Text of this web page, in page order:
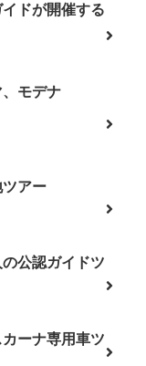
ドが開催する
モデナ
アー
公認ガイドツ
ーナ専用車ツ